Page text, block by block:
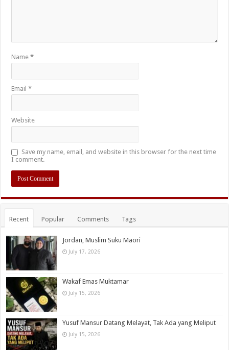
Name*
Email*
Website
Save my name, email, and website in this browser for the next time
I comment.
Recent Popular Comments Tags
Jordan, Muslim Suku Maori
July 17, 2026
Wakaf Emas Muktamar
July 15, 2026
Yusuf Mansur Datang Melayat, Tak Ada yang Meliput
July 15, 2026